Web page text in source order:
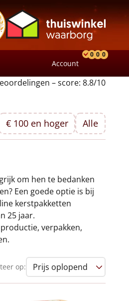
Account
0 0 0
– score: 8.8/10
€ 100 en hoger Alle
om hen te bedanken
Een goede optie is bij
kerstpakketten
25 jaar.
verpakken,
op: